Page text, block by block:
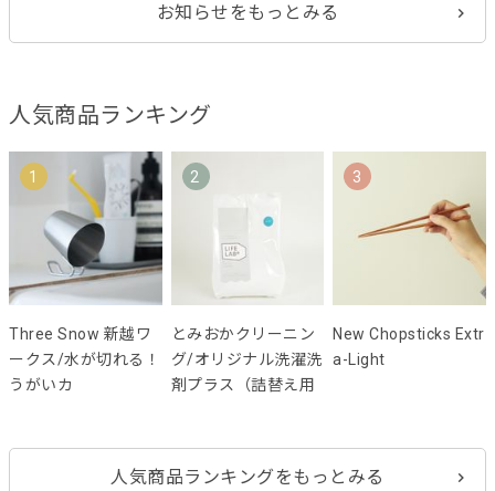
お知らせをもっとみる
人気商品ランキング
1
Three Snow 新越ワ
ークス/水が切れる！
うがいカ
2
とみおかクリーニン
グ/オリジナル洗濯洗
剤プラス（詰替え用
3
New Chopsticks Extr
a-Light
人気商品ランキングをもっとみる